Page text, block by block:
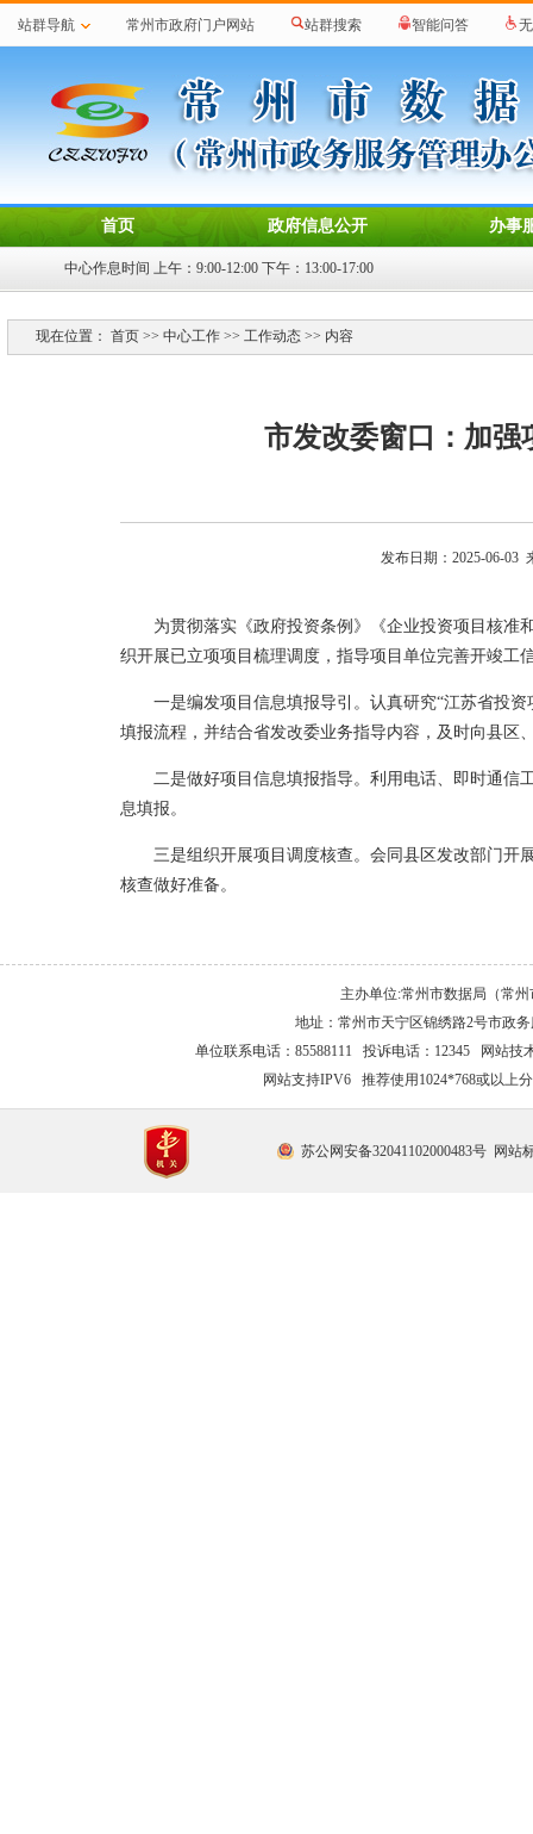
站群导航 常州市政府门户网站 站群搜索 智能问答
首页 政府信息公开 办事
中心作息时间 上午：9:00-12:00 下午：13:00-17:00
现在位置： 首页 >> 中心工作 >> 工作动态 >> 内容
市发改委窗口：加强
发布日期：2025-06-03
为贯彻落实《政府投资条例》《企业投资项目核准
织开展已立项项目梳理调度，指导项目单位完善开竣工
一是编发项目信息填报导引。认真研究“江苏省投
填报流程，并结合省发改委业务指导内容，及时向县区
二是做好项目信息填报指导。利用电话、即时通信
息填报。
三是组织开展项目调度核查。会同县区发改部门开
核查做好准备。
主办单位:常州市数据局（常
地址：常州市天宁区锦绣路2号市政
单位联系电话：85588111 投诉电话：12345 网站技
网站支持IPV6 推荐使用1024*768或以上
苏公网安备32041102000483号 网站